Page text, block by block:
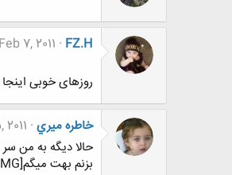
FZ.H
Feb 7, 2011
روزهای خوبی
خاطره ميري
حالا ديگه به من
بزنم بهت ميگم[IMG][IMG][IMG]